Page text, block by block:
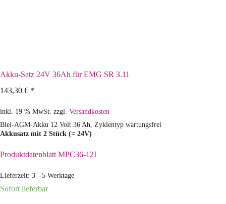
Akku-Satz 24V 36Ah für EMG SR 3.11
143,30 € *
inkl. 19 % MwSt. zzgl. Versandkosten
Blei-AGM-Akku 12 Volt 36 Ah, Zyklentyp wartungsfrei
Akkusatz mit 2 Stück (= 24V)
Produktdatenblatt MPC36-12I
Lieferzeit: 3 - 5 Werktage
Sofort lieferbar